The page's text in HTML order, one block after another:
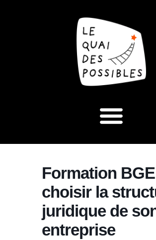
Formation
choisir la
juridique de
entreprise